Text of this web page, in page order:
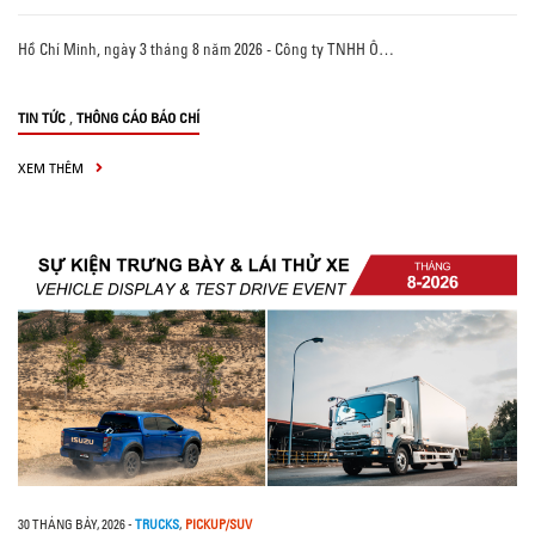
Hồ Chí Minh, ngày 3 tháng 8 năm 2026 - Công ty TNHH Ô…
TIN TỨC , THÔNG CÁO BÁO CHÍ
XEM THÊM
30 THÁNG BẢY, 2026- TRUCKS, PICKUP/SUV